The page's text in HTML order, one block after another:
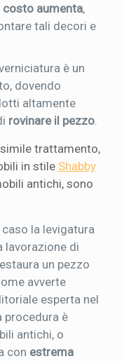
aumenta,
tali decori e
è un
dovendo
altamente
rovinare il pezzo.
trattamento,
in stile Shabby
antichi, sono
la levigatura
lavorazione di
un pezzo
avverte
esperta nel
procedura è
antichi, o
con estrema